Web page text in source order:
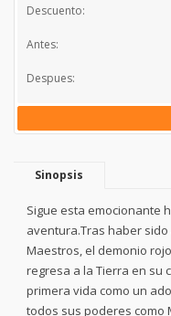
Descuento:
Antes:
Despues:
Sinopsis
Sigue esta emocionante
aventura.Tras haber
Maestros, el demonio
regresa a la Tierra en su
primera vida como un
todos sus poderes como